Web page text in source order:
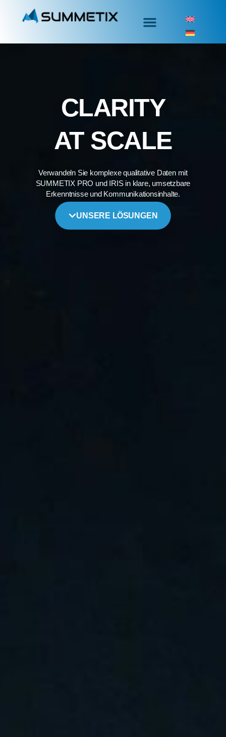
CLARITY
AT SCALE
Verwandeln Sie komplexe qualitative Daten mit
SUMMETIX PRO und IRIS in klare, umsetzbare
Erkenntnisse und Kommunikationsinhalte.
UNSERE LÖSUNGEN